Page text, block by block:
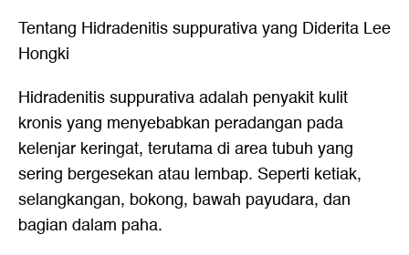
Tentang Hidradenitis suppurativa yang Diderita Lee
Hongki
Hidradenitis suppurativa adalah penyakit kulit
kronis yang menyebabkan peradangan pada
kelenjar keringat, terutama di area tubuh yang
sering bergesekan atau lembap. Seperti ketiak,
selangkangan, bokong, bawah payudara, dan
bagian dalam paha.